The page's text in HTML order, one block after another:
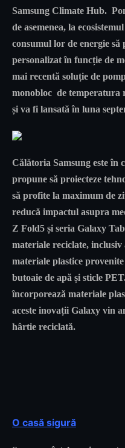
Samsung Climate Hub.
de asemenea, la
consumul lor de energie
personalizat în funcție de
mai recentă soluție de
monobloc de temperatura
și va fi lansată în luna
Călătoria Samsung este în
propune să proiecteze
să profite la maximum de
reducă impactul asupra
Z Fold5 și seria Galaxy
materiale reciclate,
materiale plastice
butoaie de apă și sticle
încorporează materiale
aceste inovații Galaxy vin
hârtie reciclată.
O casă sigură